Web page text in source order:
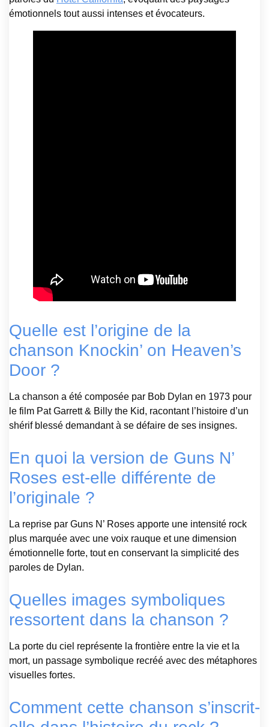
émotionnels tout aussi intenses et évocateurs.
Quelle est l’origine de la
chanson Knockin’ on Heaven’s
Door ?
La chanson a été composée par Bob Dylan en 1973 pour
le film Pat Garrett & Billy the Kid, racontant l’histoire d’un
shérif blessé demandant à se défaire de ses insignes.
En quoi la version de Guns N’
Roses est-elle différente de
l’originale ?
La reprise par Guns N’ Roses apporte une intensité rock
plus marquée avec une voix rauque et une dimension
émotionnelle forte, tout en conservant la simplicité des
paroles de Dylan.
Quelles images symboliques
ressortent dans la chanson ?
La porte du ciel représente la frontière entre la vie et la
mort, un passage symbolique recréé avec des métaphores
visuelles fortes.
Comment cette chanson s’inscrit-